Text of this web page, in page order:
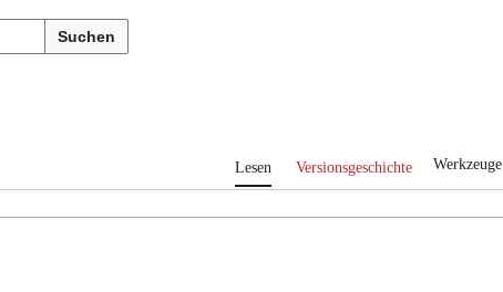
Suchen
Lesen Versionsgeschichte Werkzeuge